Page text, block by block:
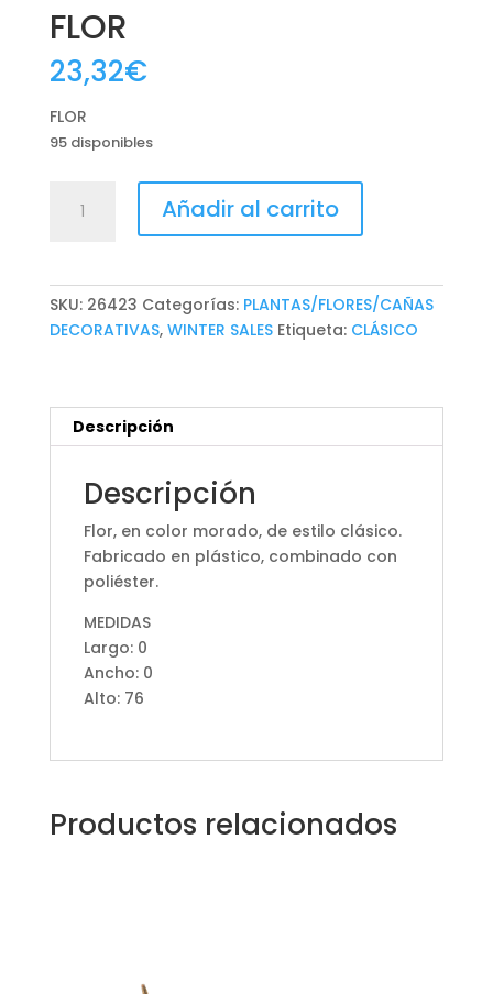
FLOR
23,32€
FLOR
95 disponibles
cantidad
Añadir al carrito
SKU: 26423 Categorías: PLANTAS/FLORES/CAÑAS
DECORATIVAS, WINTER SALES Etiqueta: CLÁSICO
Descripción
Descripción
Flor, en color morado, de estilo clásico.
Fabricado en plástico, combinado con
poliéster.
MEDIDAS
Largo: 0
Ancho: 0
Alto: 76
Productos relacionados